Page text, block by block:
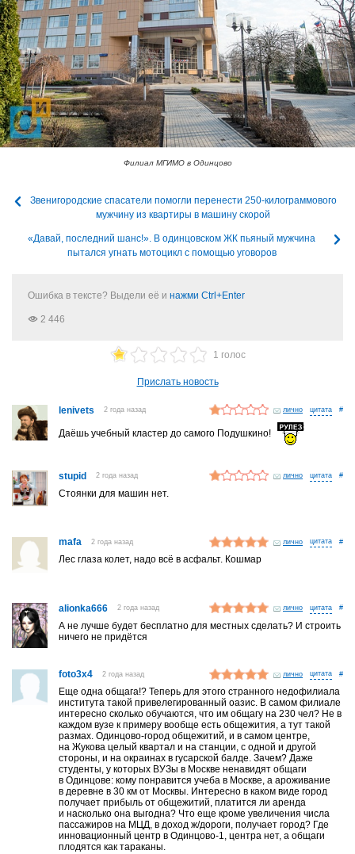
Филиал МГИМО в Одинцово
Звенигородские спасатели помогли перенести 250-килограммового
мужчину из квартиры в машину скорой
«Давай, последний шанс!». В одинцовском ЖК пьяный мужчина
пытался угнать мотоцикл с помощью уговоров
Ошибка в тексте? Выдели её и нажми Ctrl+Enter
2 446
1 голос
Прислать новость
lenivets 2 года назад лично #
Даёшь учебный кластер до самого Подушкино!
stupid 2 года назад лично #
Стоянки для машин нет.
mafa 2 года назад лично #
Лес глаза колет, надо всё в асфальт. Кошмар
alionka666 2 года назад лично #
А не лучше будет бесплатно для местных сделать? И строить
ничего не придётся
foto3x4 2 года назад лично #
Еще одна общага!? Теперь для этого странного недофилиала
института такой привелегированный оазис. В самом филиале
интересно сколько обучаются, что им общагу на 230 чел? Не в
каждом вузе к примеру вообще есть общежития, а тут такой
размах. Одинцово-город общежитий, и в самом центре,
на Жукова целый квартал и на станции, с одной и другой
стороны, и на окраинах в гусарской балде. Зачем? Даже
студенты, у которых ВУЗы в Москве ненавидят общаги
в Одинцове: кому понравится учеба в Москве, а ароживание
в деревне в 30 км от Москвы. Интересно в каком виде город
получает прибыль от общежитий, платится ли аренда
и насколько она выгодна? Что еще кроме увеличения числа
пассажиров на МЦД, в доход ж/дороги, получает город? Где
инновационный центр в Одинцово-1, центра нет, а общаги
плодятся как тараканы.